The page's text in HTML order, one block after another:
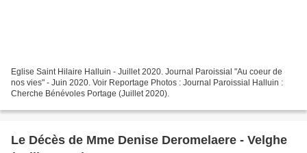
Eglise Saint Hilaire Halluin - Juillet 2020. Journal Paroissial "Au coeur de
nos vies" - Juin 2020. Voir Reportage Photos : Journal Paroissial Halluin :
Cherche Bénévoles Portage (Juillet 2020).
Le Décès de Mme Denise Deromelaere - Velghe